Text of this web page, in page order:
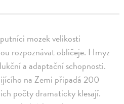
mozek velikosti
rozpoznávat obličeje. Hmyz
a adaptační schopnosti.
na Zemi připadá 200
počty dramaticky klesají.